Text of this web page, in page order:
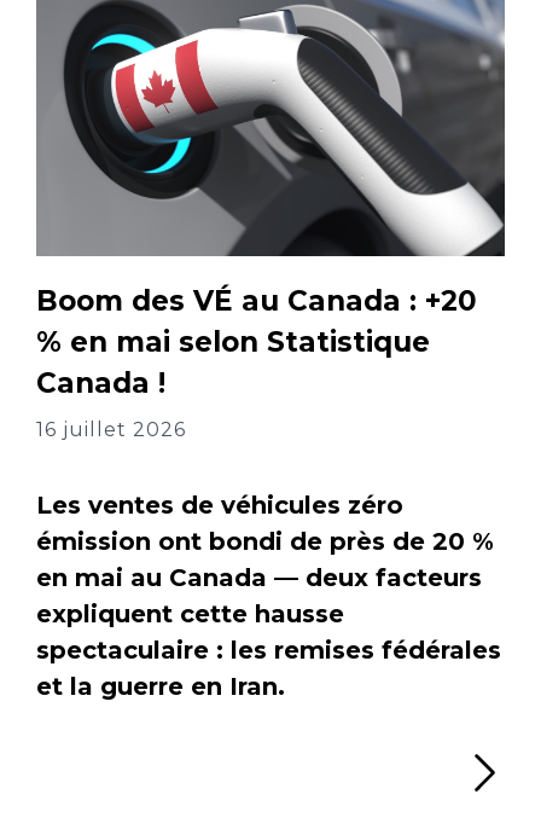
Boom des VÉ au Canada : +20
% en mai selon Statistique
Canada !
16 juillet 2026
Les ventes de véhicules zéro
émission ont bondi de près de 20 %
en mai au Canada — deux facteurs
expliquent cette hausse
spectaculaire : les remises fédérales
et la guerre en Iran.